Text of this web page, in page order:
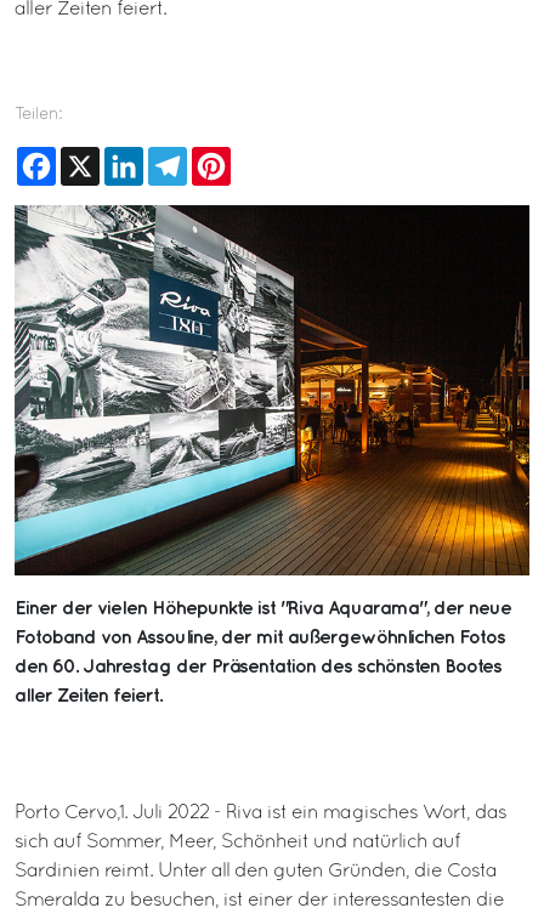
aller Zeiten feiert.
Teilen:
Facebook
X LinkedInTelegram
Einer der vielen Höhepunkte ist "Riva Aquarama", der neue
Fotoband von Assouline, der mit außergewöhnlichen Fotos
den 60. Jahrestag der Präsentation des schönsten Bootes
aller Zeiten feiert.
Porto Cervo,1. Juli 2022 - Riva ist ein magisches Wort, das
sich auf Sommer, Meer, Schönheit und natürlich auf
Sardinien reimt. Unter all den guten Gründen, die Costa
Smeralda zu besuchen, ist einer der interessantesten die